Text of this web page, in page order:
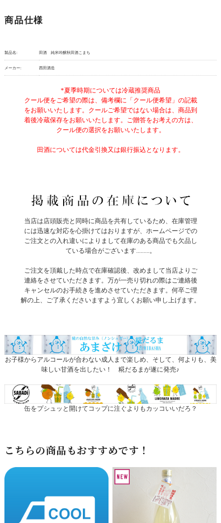
商品仕様
製品名: 田酒 純米吟醸秋田酒こまち
メーカー: 西田酒造
*夏季時期については冷蔵推奨商品
クール便をご希望の際は、備考欄に「クール便希望」の記載
をお願いいたします。クールご希望ではない場合は、商品到
着後冷蔵保存をお願いいたします。ご贈答をお考えの方は、
クール便の選択をお願いいたします。
田酒については代金引換又は銀行振込となります。
当店は店頭販売と同時に商品を共有しているため、在庫管理
には迅速な対応を心掛けてはおりますが、ホームページでの
ご注文との入れ違いによりまして在庫のある商品でも欠品し
ている場合がございます.........。
ご注文を頂戴した時点で在庫確認後、改めまして当店よりご
連絡をさせていただきます。万が一売り切れの際はご連絡後
キャンセルのお手続きを進めさせていただきます。何卒ご理
解の上、ご了承くださいますよう宜しくお願い申し上げます。
お子様からアルコールが合わない成人まで楽しめ、そして、何よりも、美
味しい甘酒を出したい！ 糀だるまが遂に発売♪
缶をプシュッと開けてコップに注ぐよりもカッコいいだろ？
こちらの商品もおすすめです！